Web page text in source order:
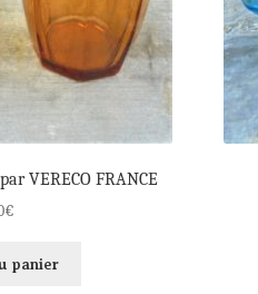
VERECO FRANCE
€
panier